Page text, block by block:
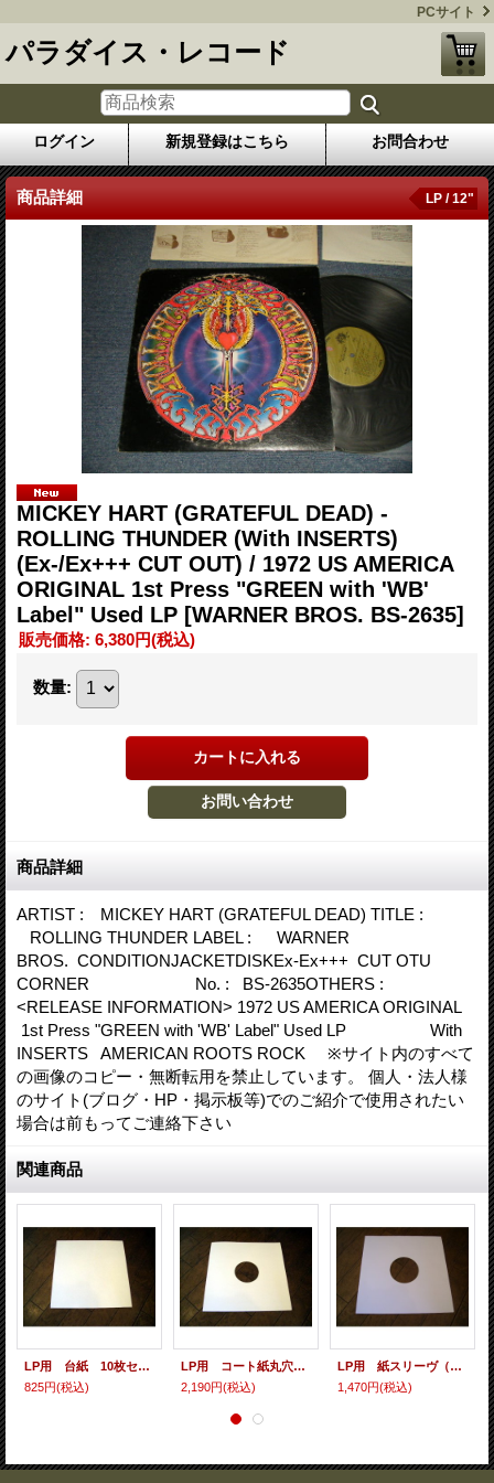
PCサイト
パラダイス・レコード
ログイン 新規登録はこちら お問合わせ
商品詳細 LP / 12"
MICKEY HART (GRATEFUL DEAD) -
ROLLING THUNDER (With INSERTS)
(Ex-/Ex+++ CUT OUT) / 1972 US AMERICA
ORIGINAL 1st Press "GREEN with 'WB'
Label" Used LP [WARNER BROS. BS-2635]
販売価格: 6,380円(税込)
数量:
商品詳細
ARTIST : MICKEY HART (GRATEFUL DEAD) TITLE :
ROLLING THUNDER LABEL : WARNER
BROS. CONDITIONJACKETDISKEx-Ex+++ CUT OTU
CORNER No. : BS-2635OTHERS :
<RELEASE INFORMATION> 1972 US AMERICA ORIGINAL
1st Press "GREEN with 'WB' Label" Used LP With
INSERTS AMERICAN ROOTS ROCK ※サイト内のすべて
の画像のコピー・無断転用を禁止しています。 個人・法人様
のサイト(ブログ・HP・掲示板等)でのご紹介で使用されたい
場合は前もってご連絡下さい
関連商品
LP用 台紙 10枚セット
825円(税込)
LP用 コート紙丸穴ジャケ 10枚セット
2,190円(税込)
LP用 紙スリーヴ（レギュラー 四角の角） 10枚セット
1,470円(税込)